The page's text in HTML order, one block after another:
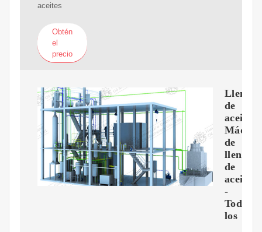
aceites
Obtén
el
precio
de
aceite,
de
llenado
de
aceite
-
Todos
los